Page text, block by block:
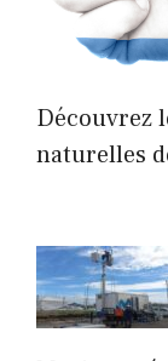
Découvrez
naturelles